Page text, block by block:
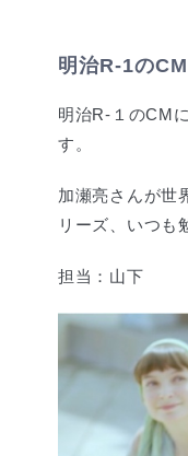
明治R-1の
明治R-１のCM
す。
加瀬亮さんが世
リーズ、いつも
担当：山下